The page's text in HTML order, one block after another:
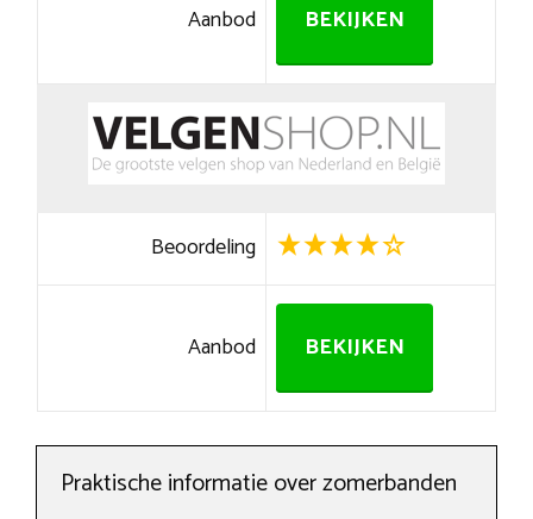
Aanbod BEKIJKEN
Beoordeling
Aanbod BEKIJKEN
Praktische informatie over zomerbanden